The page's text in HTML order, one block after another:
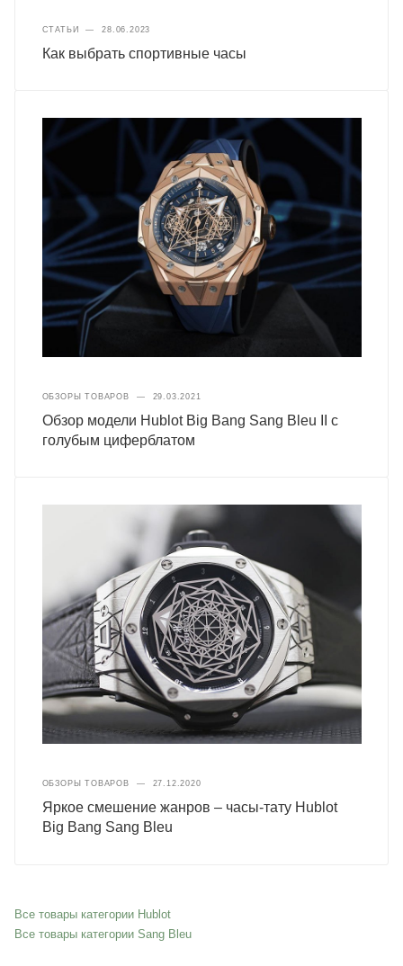
СТАТЬИ — 28.06.2023
Как выбрать спортивные часы
ОБЗОРЫ ТОВАРОВ — 29.03.2021
Обзор модели Hublot Big Bang Sang Bleu II с
голубым циферблатом
ОБЗОРЫ ТОВАРОВ — 27.12.2020
Яркое смешение жанров – часы-тату Hublot
Big Bang Sang Bleu
Все товары категории Hublot
Все товары категории Sang Bleu